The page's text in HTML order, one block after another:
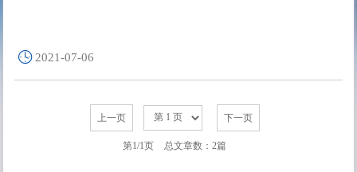
2021-07-06
上一页 下一页
第1/1页 总文章数：2篇